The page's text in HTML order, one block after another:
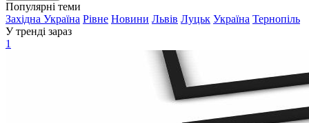
Популярні теми
Західна Україна Рівне Новини Львів Луцьк Україна Тернопіль
У тренді зараз
1